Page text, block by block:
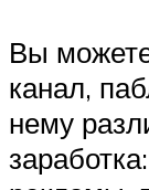
Вы
канал,
нему